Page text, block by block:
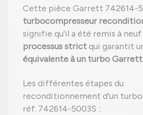
Cette pièce Garrett 742614-
turbocompresseur
signifie qu'il a été remis à neuf
processus strictqui garantit
équivalente à un turbo
Les différentes étapes du
reconditionnement d'un
réf. 742614-5003S :